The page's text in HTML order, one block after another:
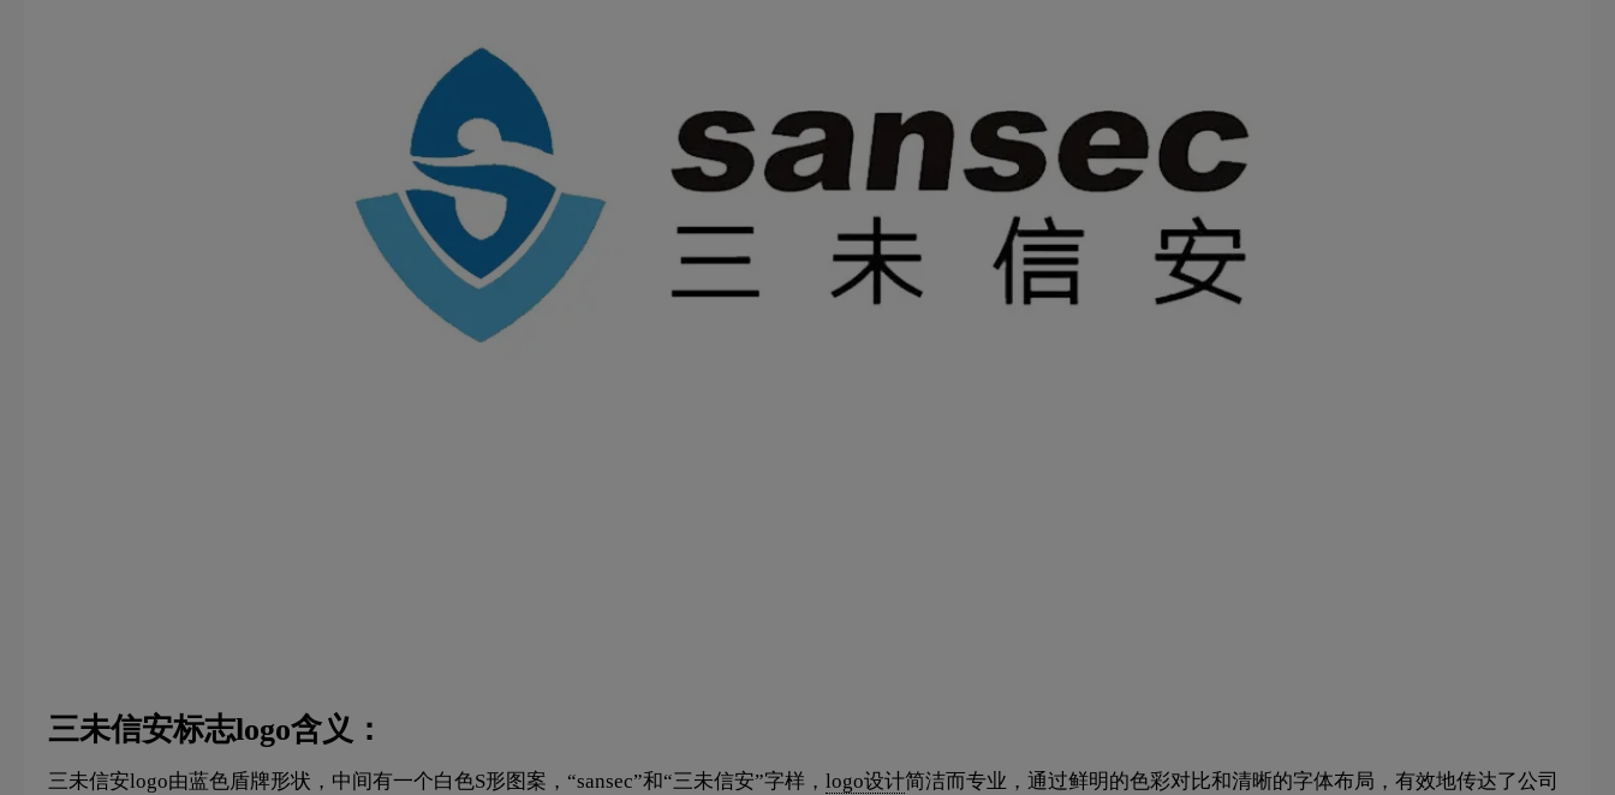
三未信安标志logo含义：
三未信安logo由蓝色盾牌形状，中间有一个白色S形图案，“sansec”和“三未信安”字样， logo设计简洁而专业，通过鲜明的色彩对比和清晰的字体布局，有效地传达了公司